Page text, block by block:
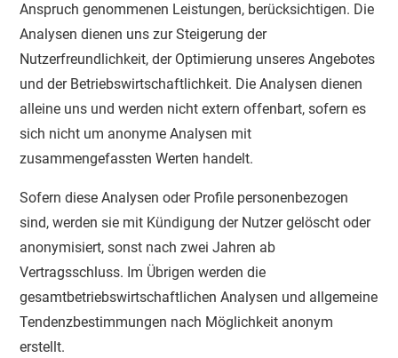
Anspruch genommenen Leistungen, berücksichtigen. Die
Analysen dienen uns zur Steigerung der
Nutzerfreundlichkeit, der Optimierung unseres Angebotes
und der Betriebswirtschaftlichkeit. Die Analysen dienen
alleine uns und werden nicht extern offenbart, sofern es
sich nicht um anonyme Analysen mit
zusammengefassten Werten handelt.
Sofern diese Analysen oder Profile personenbezogen
sind, werden sie mit Kündigung der Nutzer gelöscht oder
anonymisiert, sonst nach zwei Jahren ab
Vertragsschluss. Im Übrigen werden die
gesamtbetriebswirtschaftlichen Analysen und allgemeine
Tendenzbestimmungen nach Möglichkeit anonym
erstellt.